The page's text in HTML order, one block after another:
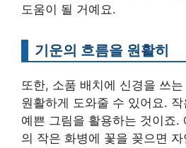
도움이 될 거예요.
기운의 흐름을 원활히
또한, 소품 배치에 신경을 쓰
원활하게 도와줄 수 있어요.
예쁜 그림을 활용하는 것이죠.
의 작은 화병에 꽃을 꽂으면